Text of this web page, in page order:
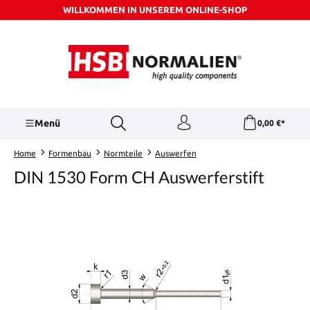
Zum Hauptinhalt springenWILLKOMMEN IN UNSEREM ONLINE-SHOP
Menü 0,00 €*
Home Formenbau Normteile Auswerfen
DIN 1530 Form CH Auswerferstift